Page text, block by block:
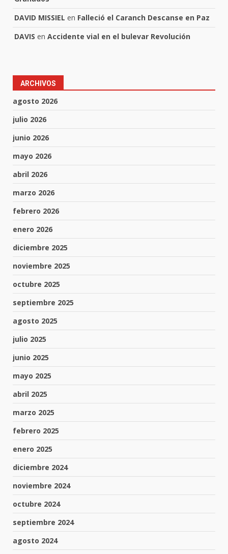
DAVID MISSIEL en Falleció el Caranch Descanse en Paz
DAVIS en Accidente vial en el bulevar Revolución
ARCHIVOS
agosto 2026
julio 2026
junio 2026
mayo 2026
abril 2026
marzo 2026
febrero 2026
enero 2026
diciembre 2025
noviembre 2025
octubre 2025
septiembre 2025
agosto 2025
julio 2025
junio 2025
mayo 2025
abril 2025
marzo 2025
febrero 2025
enero 2025
diciembre 2024
noviembre 2024
octubre 2024
septiembre 2024
agosto 2024